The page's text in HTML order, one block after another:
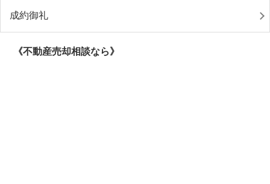
成約御礼
《不動産売却相談なら》